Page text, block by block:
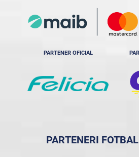
PARTENER OFICIAL
PARTENERI